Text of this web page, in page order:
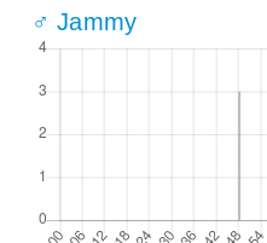
♂ Jammy